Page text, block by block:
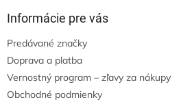
Informácie pre vás
Predávané značky
Doprava a platba
Vernostný program – zľavy za nákupy
Obchodné podmienky